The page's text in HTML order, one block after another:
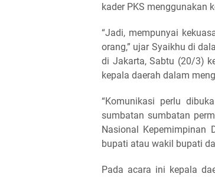
kader PKS menggunakan
“Jadi, mempunyai
orang,” ujar Syaikhu di
di Jakarta, Sabtu (20/3)
kepala daerah dalam
“Komunikasi perlu
sumbatan sumbatan
Nasional Kepemimpinan
bupati atau wakil bupati
Pada acara ini kepala